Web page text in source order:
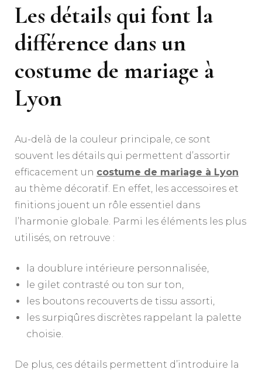
Les détails qui font la
différence dans un
costume de mariage à
Lyon
Au-delà de la couleur principale, ce sont
souvent les détails qui permettent d’assortir
efficacement un costume de mariage à Lyon
au thème décoratif. En effet, les accessoires et
finitions jouent un rôle essentiel dans
l’harmonie globale. Parmi les éléments les plus
utilisés, on retrouve :
la doublure intérieure personnalisée,
le gilet contrasté ou ton sur ton,
les boutons recouverts de tissu assorti,
les surpiqûres discrètes rappelant la palette
choisie.
De plus, ces détails permettent d’introduire la